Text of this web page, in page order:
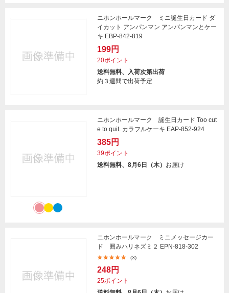
ニホンホールマーク ミニ誕生日カード ダ
イカット アンパンマン アンパンマンとケー
キ EBP-842-819
199円
20ポイント
送料無料、入荷次第出荷
約３週間で出荷予定
ニホンホールマーク 誕生日カード Too cut
e to quit. カラフルケーキ EAP-852-924
385円
39ポイント
送料無料、8月6日（木） お届け
ニホンホールマーク ミニメッセージカー
ド 囲みハリネズミ２ EPN-818-302
(3)
248円
25ポイント